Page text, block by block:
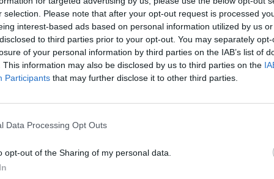
selection. Please note that after your opt-out request is processed
interest-based ads based on personal information utilized by us
to third parties prior to your opt-out. You may separately
of your personal information by third parties on the IAB’s list of
This information may also be disclosed by us to third parties on the
Participants that may further disclose it to other third parties.
Data Processing Opt Outs
opt-out of the Sharing of my personal data.
forintos informatikai fejlesztés megvalósításával
folyamatokat is magában foglaló
csoport - jelentette be Bádonfainé Szikszay
helyettese.
projektet a MÁV és a MÁV-START alkotta
milliárd forint és az Integrált közlekedésfejlesztési operatív
meg. A fejlesztés húsz hónap alatt valósult meg. A MÁV
a projekt megvalósításával a 8000 kilométer...